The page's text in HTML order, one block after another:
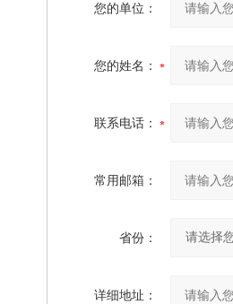
您的单位：
您的姓名：
联系电话：
常用邮箱：
省份：
详细地址：